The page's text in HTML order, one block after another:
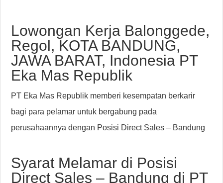
Lowongan Kerja Balonggede,
Regol, KOTA BANDUNG,
JAWA BARAT, Indonesia PT
Eka Mas Republik
PT Eka Mas Republik memberi kesempatan berkarir
bagi para pelamar untuk bergabung pada
perusahaannya dengan Posisi Direct Sales – Bandung
Syarat Melamar di Posisi
Direct Sales – Bandung di PT